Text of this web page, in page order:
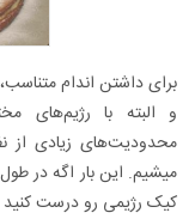
برای داشتن اندام
و البته با رژیم‌های
محدودیت‌های زیادی از
میشیم. این بار اگه در
کیک رژیمی رو درست